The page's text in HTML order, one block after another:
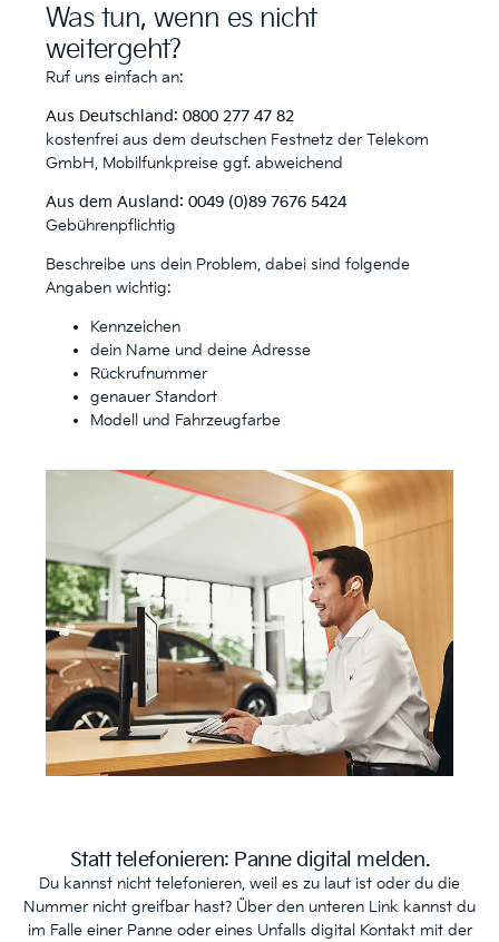
Was tun, wenn es nicht
weitergeht?
Ruf uns einfach an:
Aus Deutschland: 0800 277 47 82
kostenfrei aus dem deutschen Festnetz der Telekom
GmbH, Mobilfunkpreise ggf. abweichend
Aus dem Ausland: 0049 (0)89 7676 5424
Gebührenpflichtig
Beschreibe uns dein Problem, dabei sind folgende
Angaben wichtig:
Kennzeichen
dein Name und deine Adresse
Rückrufnummer
genauer Standort
Modell und Fahrzeugfarbe
Statt telefonieren: Panne digital melden.
Du kannst nicht telefonieren, weil es zu laut ist oder du die
Nummer nicht greifbar hast? Über den unteren Link kannst du
im Falle einer Panne oder eines Unfalls digital Kontakt mit der